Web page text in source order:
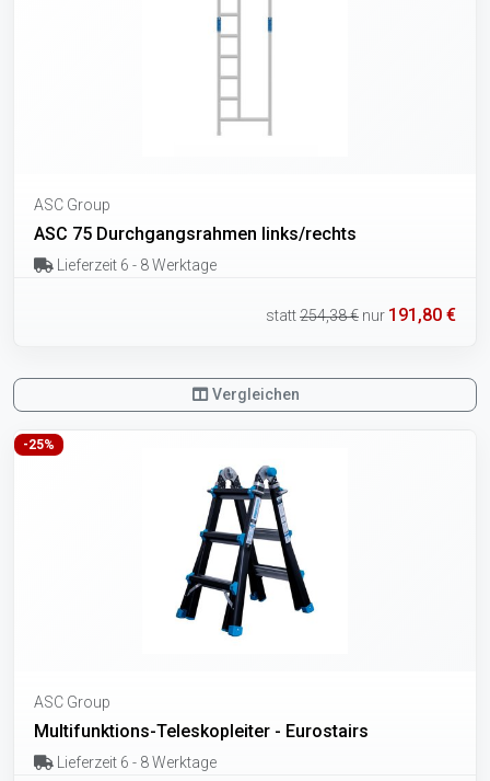
ASC Group
ASC 75 Durchgangsrahmen links/rechts
Lieferzeit 6 - 8 Werktage
statt254,38 € nur 191,80 €
Vergleichen
-25%
ASC Group
Multifunktions-Teleskopleiter - Eurostairs
Lieferzeit 6 - 8 Werktage